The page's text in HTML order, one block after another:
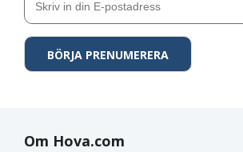
Om Hova.com